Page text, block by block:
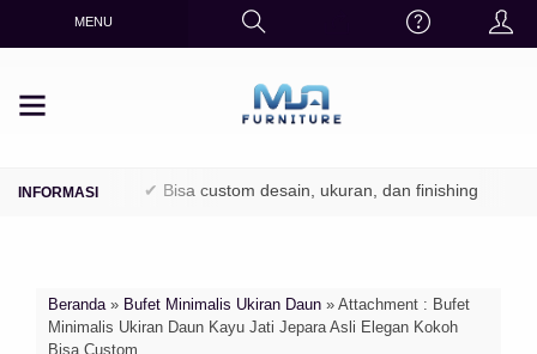
MENU
/ Perhutani) ✔ Bisa custom desain, ukuran, dan finishing
Beranda» Bufet Minimalis Ukiran Daun » Attachment : Bufet
Minimalis Ukiran Daun Kayu Jati Jepara Asli Elegan Kokoh
Bisa Custom